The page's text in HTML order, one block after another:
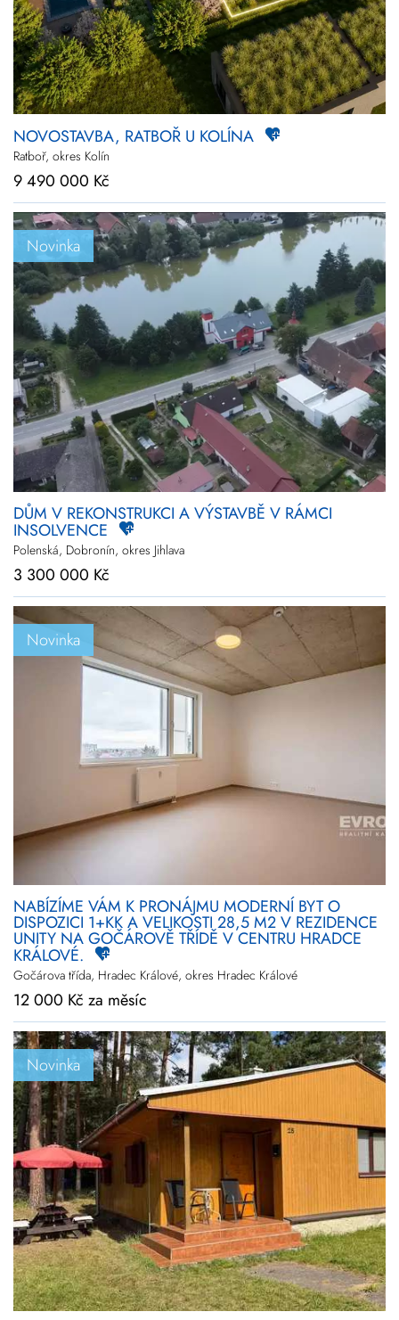
NOVOSTAVBA, RATBOŘ U KOLÍNA
Ratboř, okres Kolín
9 490 000 Kč
Novinka
DŮM V REKONSTRUKCI A VÝSTAVBĚ V RÁMCI
INSOLVENCE
Polenská, Dobronín, okres Jihlava
3 300 000 Kč
Novinka
NABÍZÍME VÁM K PRONÁJMU MODERNÍ BYT O
DISPOZICI 1+KK A VELIKOSTI 28,5 M2 V REZIDENCE
UNITY NA GOČÁROVĚ TŘÍDĚ V CENTRU HRADCE
KRÁLOVÉ.
Gočárova třída, Hradec Králové, okres Hradec Králové
12 000 Kč za měsíc
Novinka